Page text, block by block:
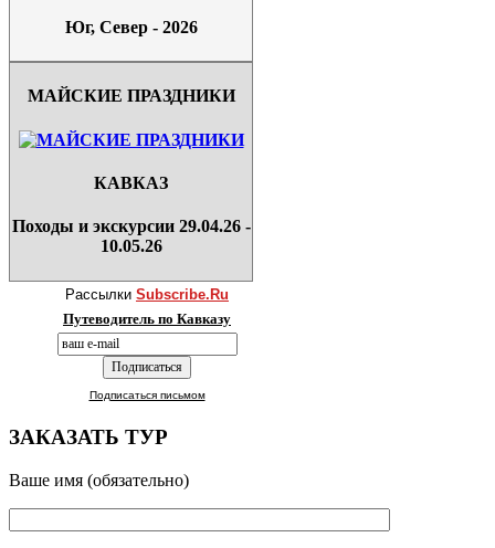
Юг, Север - 2026
МАЙСКИЕ ПРАЗДНИКИ
КАВКАЗ
Походы и экскурсии 29.04.26 -
10.05.26
Рассылки Subscribe.Ru
Путеводитель по Кавказу
Подписаться письмом
ЗАКАЗАТЬ ТУР
Ваше имя (обязательно)